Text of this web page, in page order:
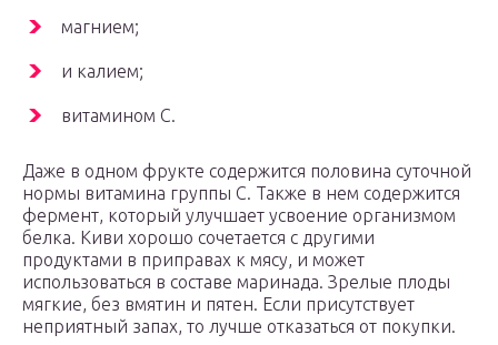
магнием;
и калием;
витамином С.
Даже в одном фрукте содержится половина суточной
нормы витамина группы С. Также в нем содержится
фермент, который улучшает усвоение организмом
белка. Киви хорошо сочетается с другими
продуктами в приправах к мясу, и может
использоваться в составе маринада. Зрелые плоды
мягкие, без вмятин и пятен. Если присутствует
неприятный запах, то лучше отказаться от покупки.